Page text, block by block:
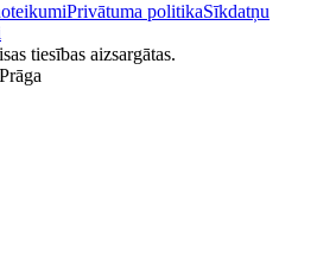
Privātuma politikaSīkdatņu
tiesības aizsargātas.